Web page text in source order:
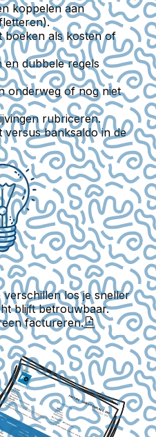
koppelen aan
boeken als kosten of
en dubbele regels
onderweg of nog niet
rubriceren.
versus banksaldo in de
verschillen los je sneller
blijft betrouwbaar.
factureren.